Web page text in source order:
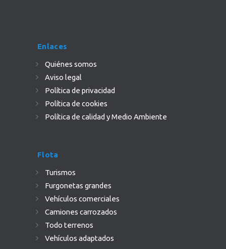
Enlaces
Quiénes somos
Aviso legal
Política de privacidad
Política de cookies
Política de calidad y Medio Ambiente
Flota
Turismos
Furgonetas grandes
Vehículos comerciales
Camiones carrozados
Todo terrenos
Vehículos adaptados